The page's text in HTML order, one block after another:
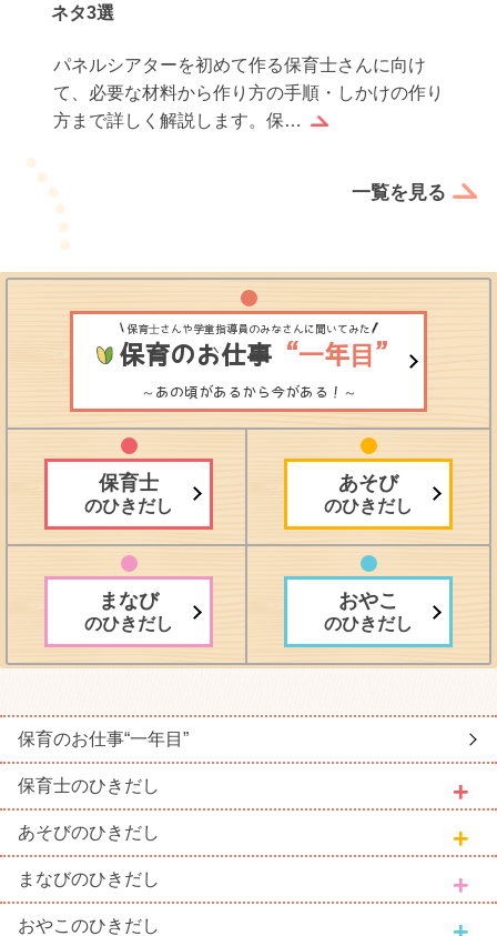
える例文…
保育実習が終わったら、お世話になった園や先生
方へお礼状を書くのは感謝の気持ちを伝えるだけ
でなく、実習生としての誠…
一覧を見る
保育士さんや学童指導員のみなさんに聞いてみた
保育のお仕事“一年目”
～あの頃があるから今がある！～
保育士
のひきだし
あそび
のひきだし
まなび
のひきだし
おやこ
のひきだし
保育のお仕事“一年目”
保育士のひきだし
あそびのひきだし
まなびのひきだし
おやこ のひきだし